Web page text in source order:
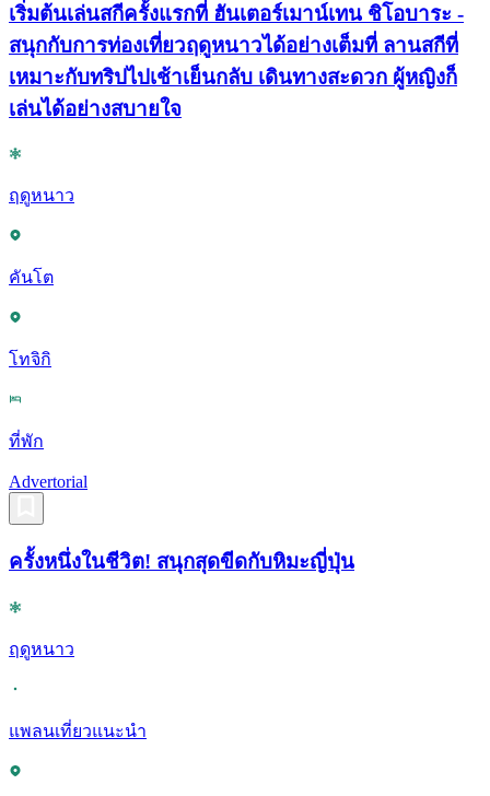
เริ่มต้นเล่นสกีครั้งแรกที่ ฮันเตอร์เมาน์เทน ชิโอบาระ -
สนุกกับการท่องเที่ยวฤดูหนาวได้อย่างเต็มที่ ลานสกีที่
เหมาะกับทริปไปเช้าเย็นกลับ เดินทางสะดวก ผู้หญิงก็
เล่นได้อย่างสบายใจ
ฤดูหนาว
คันโต
โทจิกิ
ที่พัก
Advertorial
ครั้งหนึ่งในชีวิต! สนุกสุดขีดกับหิมะญี่ปุ่น
ฤดูหนาว
แพลนเที่ยวแนะนำ